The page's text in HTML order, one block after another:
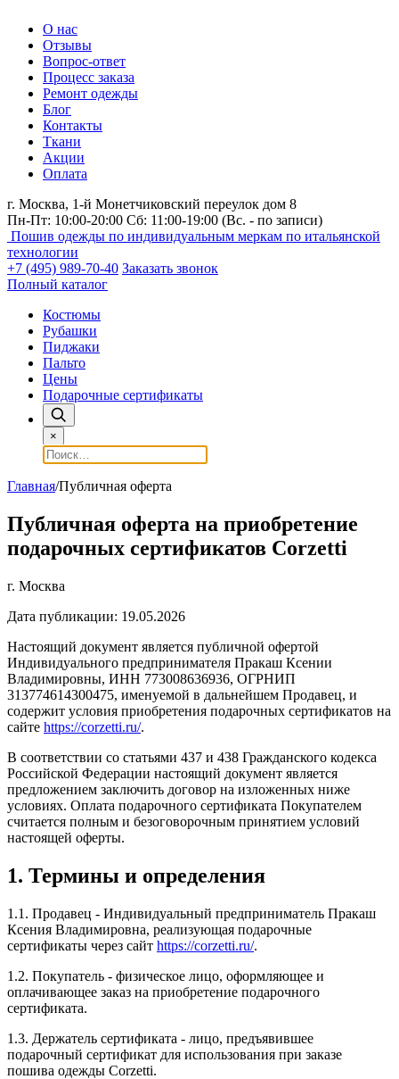
О нас
Отзывы
Вопрос-ответ
Процесс заказа
Ремонт одежды
Блог
Контакты
Ткани
Акции
Оплата
г. Москва, 1-й Монетчиковский переулок дом 8
Пн-Пт: 10:00-20:00 Сб: 11:00-19:00 (Вс. - по записи)
Пошив одежды по индивидуальным меркам по итальянской
технологии
+7 (495) 989-70-40 Заказать звонок
Полный каталог
Костюмы
Рубашки
Пиджаки
Пальто
Цены
Подарочные сертификаты
×
Главная/Публичная оферта
Публичная оферта на приобретение
подарочных сертификатов Corzetti
г. Москва
Дата публикации: 19.05.2026
Настоящий документ является публичной офертой
Индивидуального предпринимателя Пракаш Ксении
Владимировны, ИНН 773008636936, ОГРНИП
313774614300475, именуемой в дальнейшем Продавец, и
содержит условия приобретения подарочных сертификатов на
сайте https://corzetti.ru/.
В соответствии со статьями 437 и 438 Гражданского кодекса
Российской Федерации настоящий документ является
предложением заключить договор на изложенных ниже
условиях. Оплата подарочного сертификата Покупателем
считается полным и безоговорочным принятием условий
настоящей оферты.
1. Термины и определения
1.1. Продавец - Индивидуальный предприниматель Пракаш
Ксения Владимировна, реализующая подарочные
сертификаты через сайт https://corzetti.ru/.
1.2. Покупатель - физическое лицо, оформляющее и
оплачивающее заказ на приобретение подарочного
сертификата.
1.3. Держатель сертификата - лицо, предъявившее
подарочный сертификат для использования при заказе
пошива одежды Corzetti.